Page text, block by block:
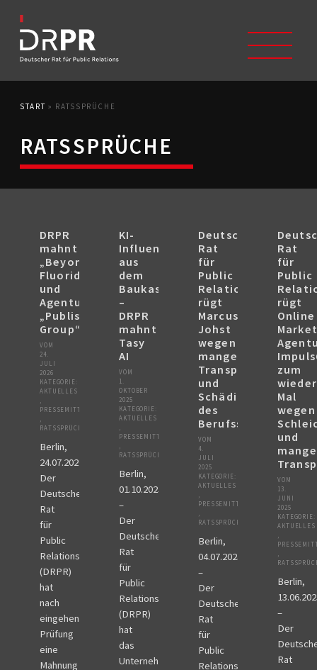
START
ÜBER UNS
Selbstverständnis
Trägerverein
Studium/Ausbildung
Kontakt
KODIZES
Kommunikationskodex
DRPR-Richtlinien
PR-Kodizes
Kodizes öfft. Kommunikation
BESCHWERDE
Anleitung zur Beschwerde
Beschwerdeformular
Beschwerdeordnung
AKTUELLES
Ratssprüche
Jahresberichte
START » RATSSPRÜCHE
RATSSPRÜCHE
DRPR
mahnt
„Beyond
Fluorid“
und
Agentur
„Publishing
Group“
VOM
24.
JULI
2026
KATEGORIE:
AKTUELLES
PRESSEMITTEILUNGEN
RATSSPRÜCHE
Berlin,
24.07.2026
Der
Deutsche
Rat
für
Public
Relations
(DRPR)
hat
nach
eingehender
Prüfung
eine
Mahnung
KI-
Influencer:innen
aus
dem
Baukasten
–
DRPR
mahnt
Tasy
AI
VOM
1.
OKTOBER
2025
KATEGORIE:
AKTUELLES
PRESSEMITTEILUNGEN
RATSSPRÜCHE
Berlin,
01.10.2025
–
Der
Deutsche
Rat
für
Public
Relations
(DRPR)
hat
das
Unternehmen
Deutscher
Rat
für
Public
Relations
rügt
Marcus
Johst
wegen
mangelnder
Transparenz
und
Schädigung
des
Berufsstandes
VOM
4.
JULI
2025
KATEGORIE:
AKTUELLES
PRESSEMITTEILUNGEN
RATSSPRÜCHE
Berlin,
04.07.2025
–
Der
Deutsche
Rat
für
Public
Relations
Rat
für
Public
rügt
Online
zum
Mal
wegen
und
VOM
13.
JUNI
2025
KATEGORIE:
AKTUELLES
Berlin,
–
Der
Rat